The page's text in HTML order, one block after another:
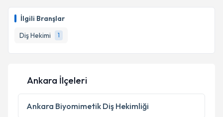
İlgili Branşlar
Diş Hekimi
1
hazırlandığında e-posta ile bilgilendireceğiz.
E-posta Adresiniz
Kişisel verilerimin işlenmesine ilişkinAydınlatma
Metni
'ni okudum ve kişisel verilerimin belirtilen
kapsamda işlenmesini kabul ediyorum.
Ankara İlçeleri
Ankara Biyomimetik Diş Hekimliği